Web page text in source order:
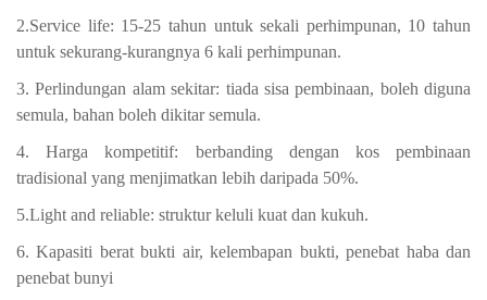
2.Service life: 15-25 tahun untuk sekali perhimpunan, 10 tahun
untuk sekurang-kurangnya 6 kali perhimpunan.
3. Perlindungan alam sekitar: tiada sisa pembinaan, boleh diguna
semula, bahan boleh dikitar semula.
4. Harga kompetitif: berbanding dengan kos pembinaan
tradisional yang menjimatkan lebih daripada 50%.
5.Light and reliable: struktur keluli kuat dan kukuh.
6. Kapasiti berat bukti air, kelembapan bukti, penebat haba dan
penebat bunyi